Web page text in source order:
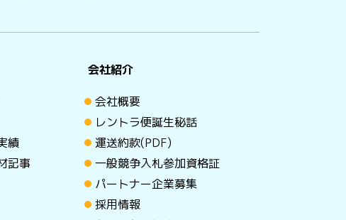
績
記事
会社紹介
会社概要
レントラ便誕生秘話
運送約款(PDF)
一般競争入札参加資格証
パートナー企業募集
採用情報